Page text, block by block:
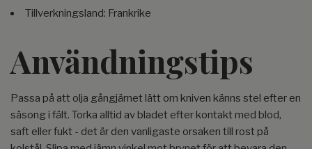
Tillverkningsland: Frankrike
Användningstips
Passa på att olja gångjärnet lätt om kniven känns stel efter en
säsong i fält. Torka alltid av bladet efter kontakt med blod,
saft eller fukt - det är den vanligaste orsaken till rost på